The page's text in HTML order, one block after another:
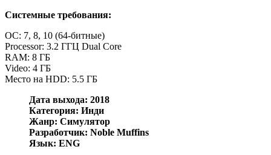
Системные требования:
OC: 7, 8, 10 (64-битные)
Processor: 3.2 ГГЦ Dual Core
RAM: 8 ГБ
Video: 4 ГБ
Место на HDD: 5.5 ГБ
Дата выхода: 2018
Категория: Инди
Жанр: Симулятор
Разработчик: Noble Muffins
Язык: ENG